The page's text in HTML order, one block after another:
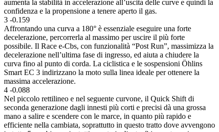
aumenta la stabilità in accelerazione all’uscita delle curve e quindi la
confidenza e la propensione a tenere aperto il gas.
3 -0.159
Affrontando una curva a 180° è essenziale eseguire una forte
decelerazione, percorrerla al massimo per uscire il più forte
possibile. Il Race e-Cbs, con funzionalità “Post Run”, massimizza la
decelerazione nell’ultima fase di ingresso, ed aiuta a chiudere la
curva fino al punto di corda. La ciclistica e le sospensioni Öhlins
Smart EC 3 indirizzano la moto sulla linea ideale per ottenere la
massima accelerazione.
4 -0.088
Nel piccolo rettilineo e nel seguente curvone, il Quick Shift di
seconda generazione dagli innesti più corti e precisi dà una grossa
mano a salire e scendere con le marce, in quanto più rapido e
efficiente nella cambiata, soprattutto in questo tratto dove avvengono